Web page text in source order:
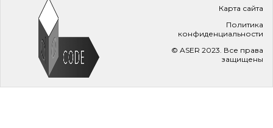
Карта сайта
Политика
конфиденциальности
© ASER 2023. Все права
защищены